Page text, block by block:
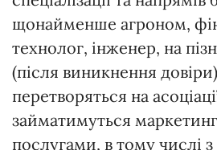
щонайменше агроном,
технолог, інженер, на
(після виникнення
перетворяться на
займатимуться
послугами, в тому числі